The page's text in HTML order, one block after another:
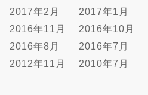
2017年2月
2017年1月
2016年11月
2016年10月
2016年8月
2016年7月
2012年11月
2010年7月